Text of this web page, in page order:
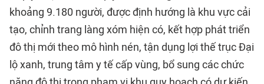
khoảng 9.180 người, được định hướng là khu vực cải
tạo, chỉnh trang làng xóm hiện có, kết hợp phát triển
đô thị mới theo mô hình nén, tận dụng lợi thế trục Đại
lộ xanh, trung tâm y tế cấp vùng, bổ sung các chức